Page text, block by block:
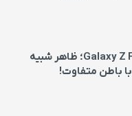
بررسی گوشی Galaxy Z Flip8؛ ظاهر شبیه
باطن متفاوت!